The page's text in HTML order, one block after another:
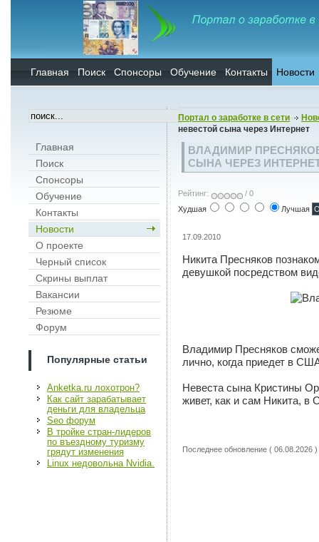
Главная Поиск Спонсоры Обучение Контакты Новости
Главная
Поиск
Спонсоры
Обучение
Контакты
Новости
О проекте
Черный список
Скрины выплат
Вакансии
Резюме
Форум
Популярные статьи
Anketka.ru лохотрон?
Как сайт зарабатывает
деньги для владельца
Seo форум
В тройке стран-лидеров
по въездному туризму
грядут изменения
Linux недовольна Nvidia.
Портал о заработке в сети
невестой сына через Интернет
ВЛАДИМИР
СЫНА ЧЕРЕЗ
Рейтинг:
/ 0
Худшая
Лучшая
17.09.2010
Никита Пресняков
девушкой посредством
Владимир Пресняков
лично, когда приедет в
Невеста сына Кристины
живет, как и сам Никита, в
Последнее обновление ( 06.08.2026 )